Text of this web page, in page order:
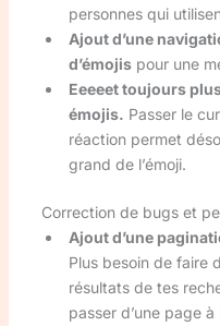
personnes qui
Ajout d’une
d’émojispour une
Eeeeet toujours
émojis. Passer le
réaction permet
grand de l’émoji.
Correction de bugs et
Ajout d’une
Plus besoin de faire
résultats de tes
passer d’une page